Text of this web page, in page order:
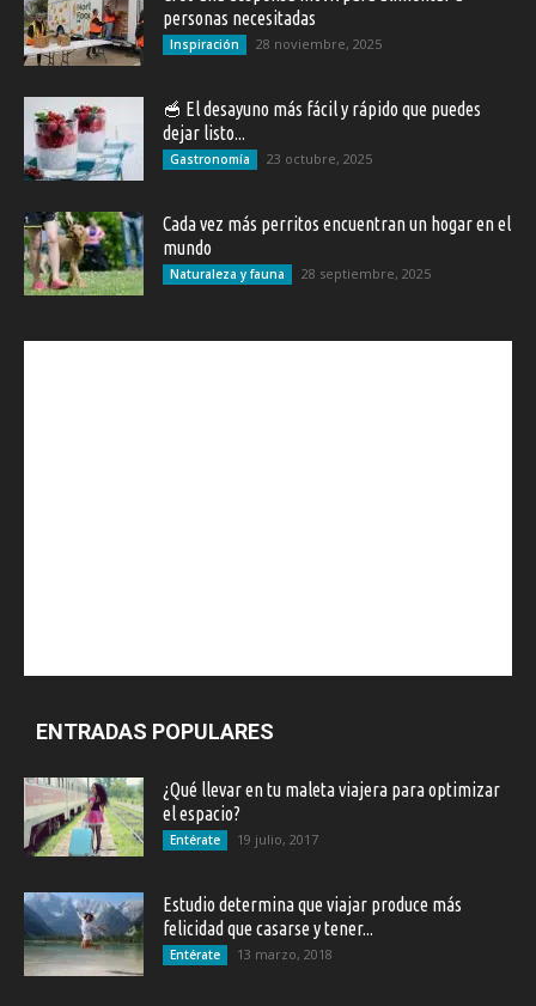
personas necesitadas
Inspiración 28 noviembre, 2025
🥣 El desayuno más fácil y rápido que puedes
dejar listo...
Gastronomía 23 octubre, 2025
Cada vez más perritos encuentran un hogar en el
mundo
Naturaleza y fauna 28 septiembre, 2025
ENTRADAS POPULARES
¿Qué llevar en tu maleta viajera para optimizar
el espacio?
Entérate 19 julio, 2017
Estudio determina que viajar produce más
felicidad que casarse y tener...
Entérate 13 marzo, 2018